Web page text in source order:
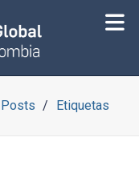
Etiquetas